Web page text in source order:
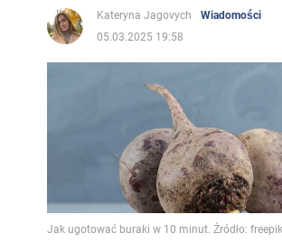
Kateryna Jagovych
Wiadomości
05.03.2025 19:58
Jak ugotować buraki w 10 minut. Źródło: